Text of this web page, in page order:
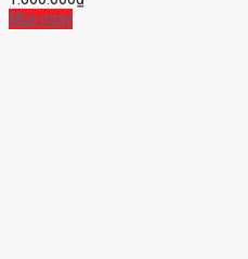
Mua ngay